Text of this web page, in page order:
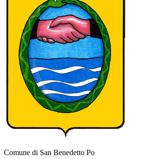
Comune di San Benedetto Po